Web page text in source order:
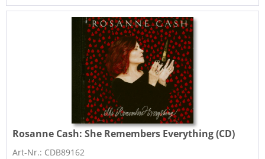
Rosanne Cash:She Remembers Everything (CD)
Art-Nr.: CDB89162